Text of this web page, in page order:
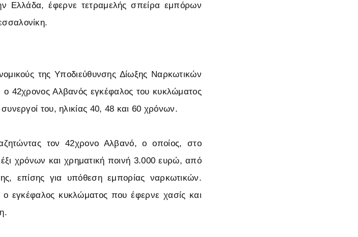
Ελλάδα, έφερνε τετραμελής σπείρα εμπόρων
της Υποδιεύθυνσης Δίωξης Ναρκωτικών
ο 42χρονος Αλβανός εγκέφαλος του κυκλώματος
του, ηλικίας 40, 48 και 60 χρόνων.
τον 42χρονο Αλβανό, ο οποίος, στο
χρόνων και χρηματική ποινή 3.000 ευρώ, από
επίσης για υπόθεση εμπορίας ναρκωτικών.
εγκέφαλος κυκλώματος που έφερνε χασίς και